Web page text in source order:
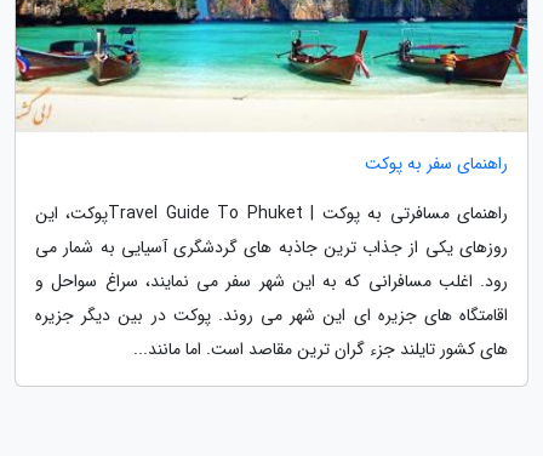
راهنمای سفر به پوکت
راهنمای مسافرتی به پوکت | Travel Guide To Phuketپوکت، این
روزهای یکی از جذاب ترین جاذبه های گردشگری آسیایی به شمار می
رود. اغلب مسافرانی که به این شهر سفر می نمایند، سراغ سواحل و
اقامتگاه های جزیره ای این شهر می روند. پوکت در بین دیگر جزیره
های کشور تایلند جزء گران ترین مقاصد است. اما مانند...